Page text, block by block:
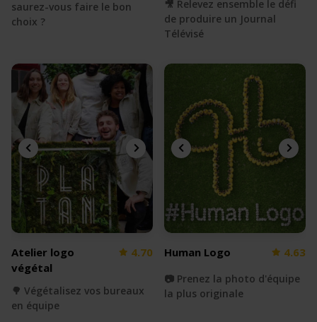
saurez-vous faire le bon
choix ?
🎥 Relevez ensemble le défi
de produire un Journal
Télévisé
Atelier logo
végétal
4.70
🌳 Végétalisez vos bureaux
en équipe
Human Logo 4.63
📷 Prenez la photo d'équipe
la plus originale